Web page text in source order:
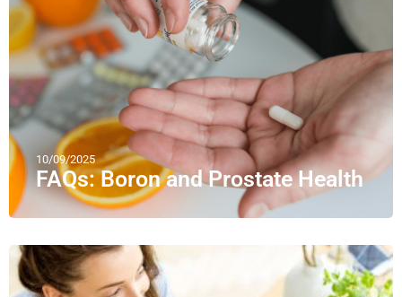
10/09/2025
FAQs: Boron and Prostate Health